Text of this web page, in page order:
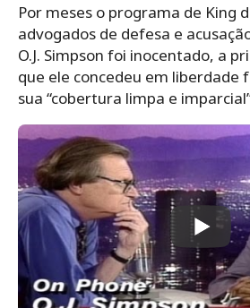
Por meses o programa de King
advogados de defesa e
O.J. Simpson foi inocentado, a
que ele concedeu em liberdade
sua “cobertura limpa e